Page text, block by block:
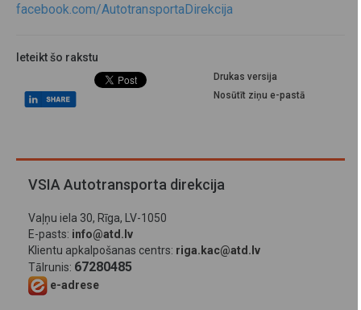
facebook.com/AutotransportaDirekcija
Ieteikt šo rakstu
Drukas versija
Nosūtīt ziņu e-pastā
VSIA Autotransporta direkcija
Vaļņu iela 30, Rīga, LV-1050
E-pasts: info@atd.lv
Klientu apkalpošanas centrs: riga.kac@atd.lv
Tālrunis: 67280485
e-adrese